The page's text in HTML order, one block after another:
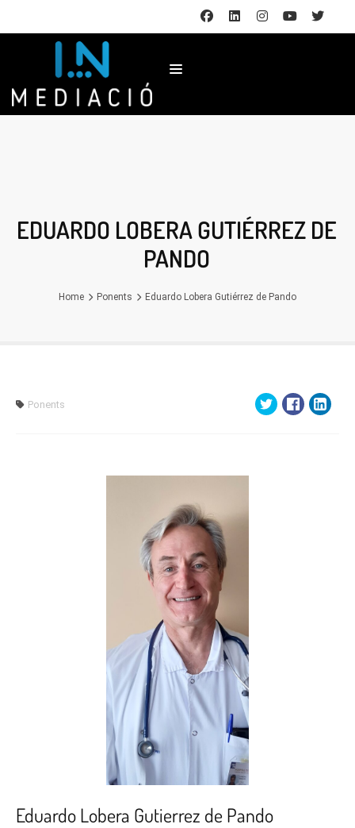
EDUARDO LOBERA GUTIÉRREZ DE
PANDO
Home Ponents Eduardo Lobera Gutiérrez de Pando
Ponents
Eduardo Lobera Gutierrez de Pando